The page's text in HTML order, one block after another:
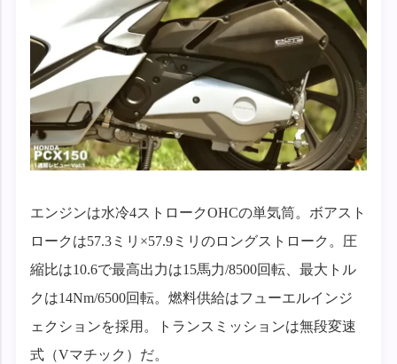
エンジンは水冷4ストロークOHCの単気筒。ボアスト
ロークは57.3ミリ×57.9ミリのロングストローク。圧
縮比は10.6で最高出力は15馬力/8500回転、最大トル
クは14Nm/6500回転。燃料供給はフューエルインジ
ェクションを採用。トランスミッションは無段変速
式（Vマチック）だ。